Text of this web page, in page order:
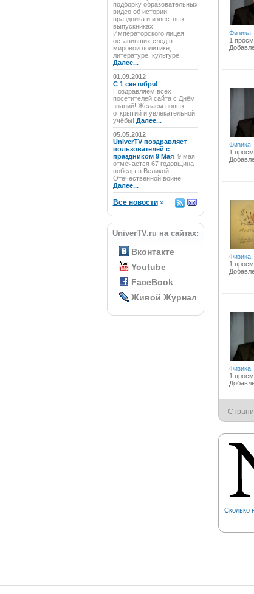
подборку образовательных
видео об истории
праздника и известных
выпускниках
Императорского лицея,
оставивших след в
мировой политике,
литературе, культуре.
Далее...
01.09.2012
C 1 сентября!
Поздравляем всех
посетителей сайта с Днём
знаний! Желаем новых
открытий и увлекательной
учёбы! Далее...
05.05.2012
UniverTV поздравляет
пользователей с
праздником 9 Мая 9 мая
отмечается 67 годовщина
победы в Великой
Отечественной войне.
Далее...
Все новости»
UniverTV.ru на сайтах:
Вконтакте
Youtube
FaceBook
Живой Журнал
Физика
1
Физика
1
Физика
1
Физика
1
Сколько